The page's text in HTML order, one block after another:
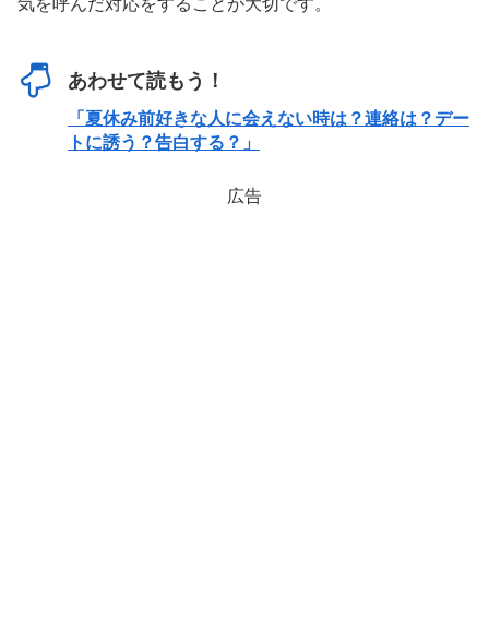
あわせて読もう！
「夏休み前好きな人に会えない時は？連絡は？デー
トに誘う？告白する？」
広告